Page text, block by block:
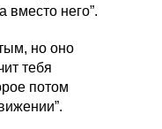
вместо него”.
но оно
тебя
потом